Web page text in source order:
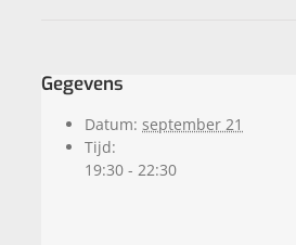
Gegevens
Datum: september 21
Tijd:
19:30 - 22:30